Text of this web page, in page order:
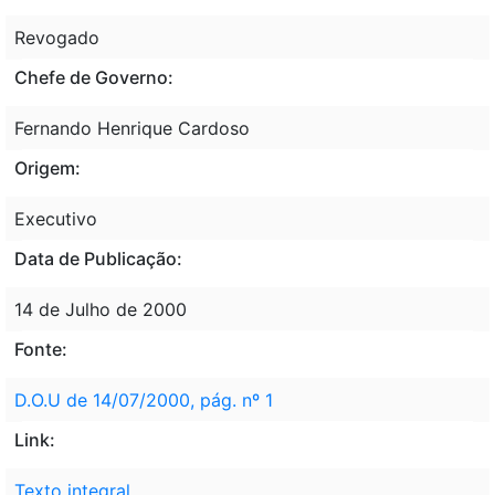
Revogado
Chefe de Governo:
Fernando Henrique Cardoso
Origem:
Executivo
Data de Publicação:
14 de Julho de 2000
Fonte:
D.O.U de 14/07/2000, pág. nº 1
Link:
Texto integral